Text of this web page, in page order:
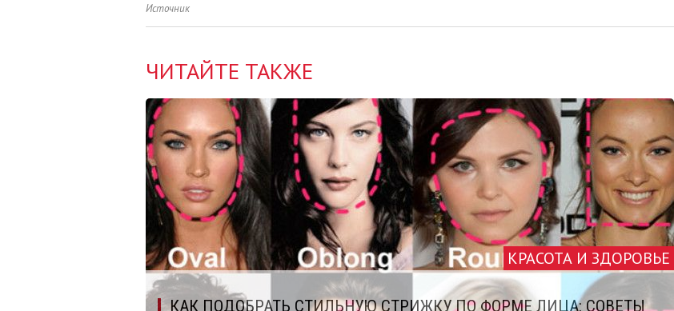
Источник
ЧИТАЙТЕ ТАКЖЕ
КРАСОТА И ЗДОРОВЬЕ
КАК ПОДОБРАТЬ СТИЛЬНУЮ СТРИЖКУ ПО ФОРМЕ ЛИЦА: СОВЕТЫ